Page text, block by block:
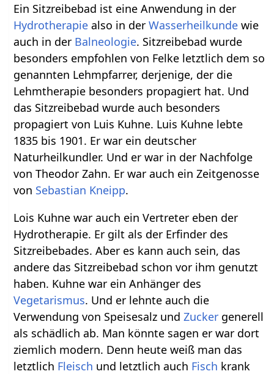
Ein Sitzreibebad ist eine Anwendung in der
Hydrotherapie also in derWasserheilkunde wie
auch in der Balneologie. Sitzreibebad wurde
besonders empfohlen von Felke letztlich dem so
genannten Lehmpfarrer, derjenige, der die
Lehmtherapie besonders propagiert hat. Und
das Sitzreibebad wurde auch besonders
propagiert von Luis Kuhne. Luis Kuhne lebte
1835 bis 1901. Er war ein deutscher
Naturheilkundler. Und er war in der Nachfolge
von Theodor Zahn. Er war auch ein Zeitgenosse
von Sebastian Kneipp.
Lois Kuhne war auch ein Vertreter eben der
Hydrotherapie. Er gilt als der Erfinder des
Sitzreibebades. Aber es kann auch sein, das
andere das Sitzreibebad schon vor ihm genutzt
haben. Kuhne war ein Anhänger des
Vegetarismus. Und er lehnte auch die
Verwendung von Speisesalz undZucker generell
als schädlich ab. Man könnte sagen er war dort
ziemlich modern. Denn heute weiß man das
letztlich Fleisch und letztlich auch Fisch krank